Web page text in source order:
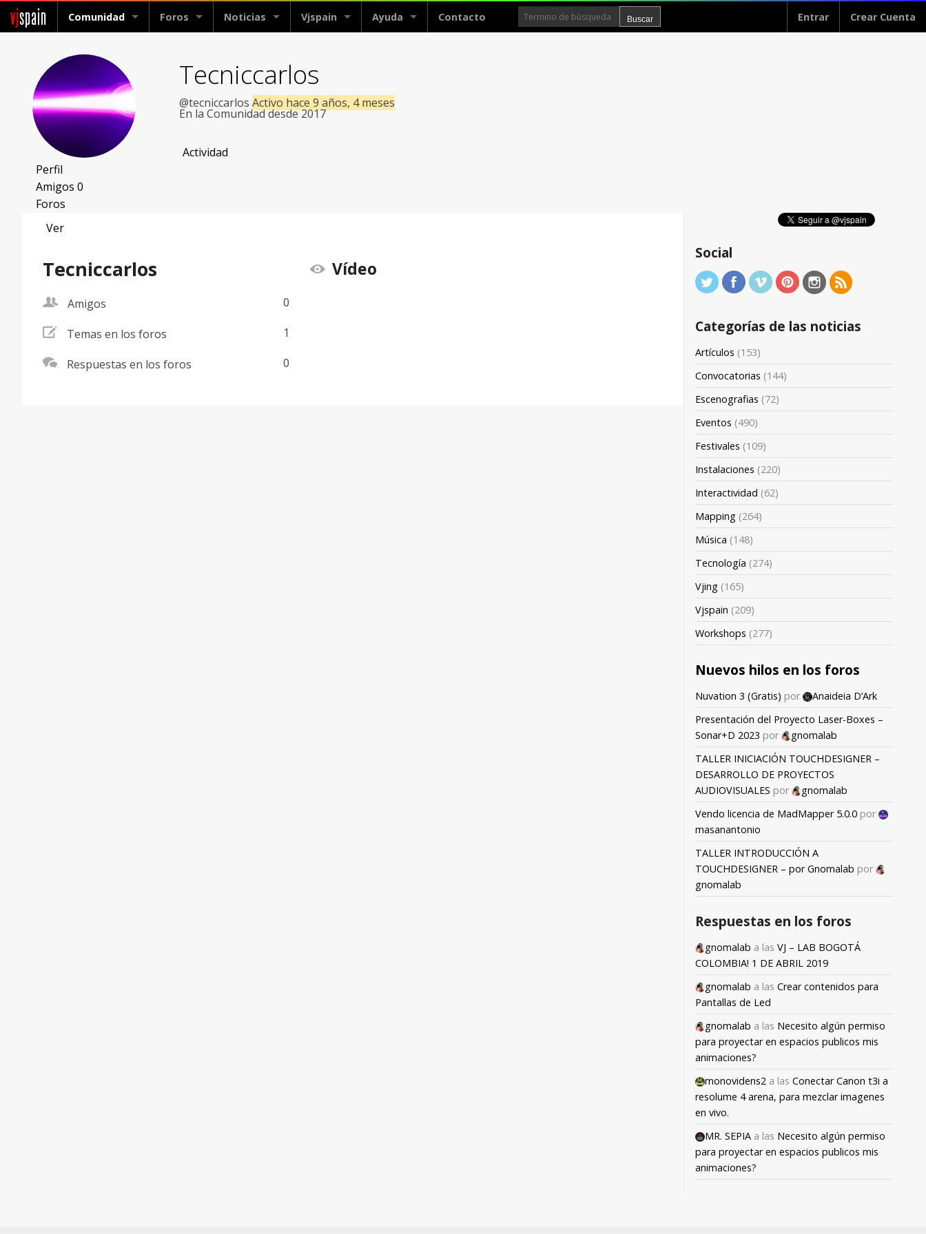
vjspain Comunidad Foros Noticias Vjspain Ayuda Contacto Entrar Crear Cuenta
Tecniccarlos
@tecniccarlos Activo hace 9 años, 4 meses
En la Comunidad desde 2017
Actividad
Perfil
Amigos 0
Foros
Ver
Tecniccarlos
friend Amigos 0
addnew Temas en los foros 1
comments Respuestas en los foros 0
view Vídeo
Social
Categorías de las noticias
Artículos (153)
Convocatorias (144)
Escenografias (72)
Eventos (490)
Festivales (109)
Instalaciones (220)
Interactividad (62)
Mapping (264)
Música (148)
Tecnología (274)
Vjing (165)
Vjspain (209)
Workshops (277)
Nuevos hilos en los foros
Nuvation 3 (Gratis) por
Anaideia D’Ark
Presentación del Proyecto Laser-Boxes –
Sonar+D 2023 por
gnomalab
TALLER INICIACIÓN TOUCHDESIGNER –
DESARROLLO DE PROYECTOS
AUDIOVISUALES por
gnomalab
Vendo licencia de MadMapper 5.0.0 por
masanantonio
TALLER INTRODUCCIÓN A
TOUCHDESIGNER – por Gnomalab por
gnomalab
Respuestas en los foros
gnomalab a las VJ – LAB BOGOTÁ
COLOMBIA! 1 DE ABRIL 2019
gnomalab a las Crear contenidos para
Pantallas de Led
gnomalab a las Necesito algún permiso
para proyectar en espacios publicos mis
animaciones?
monovidens2 a las Conectar Canon t3i a
resolume 4 arena, para mezclar imagenes
en vivo.
MR. SEPIA a las Necesito algún permiso
para proyectar en espacios publicos mis
animaciones?